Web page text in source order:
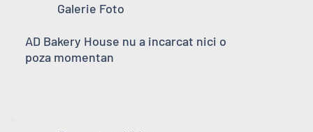
Galerie Foto
AD Bakery House nu a incarcat nici o
poza momentan